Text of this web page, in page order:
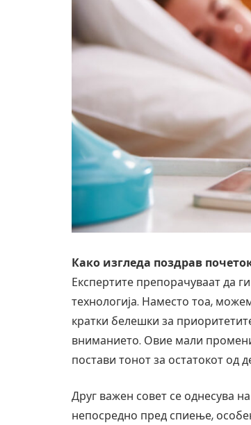
Како изгледа поздрав
Експертите препорачуваат да
технологија. Наместо тоа,
кратки белешки за
вниманието. Овие мали
постави тонот за остатокот од
Друг важен совет се однесува
непосредно пред спиење,